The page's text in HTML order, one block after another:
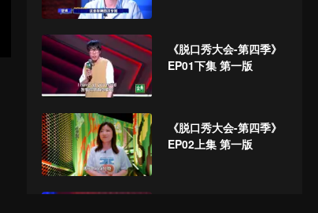
《脱口秀大会-第四季》
EP01下集 第一版
《脱口秀大会-第四季》
EP02上集 第一版